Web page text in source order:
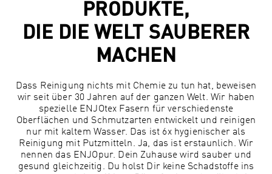
PRODUKTE,
DIE DIE WELTSAUBERER
MACHEN
Dass Reinigung nichts mit Chemie zu tun hat, beweisen
wir seit über 30 Jahren auf der ganzen Welt. Wir haben
spezielle ENJOtex Fasern für verschiedenste
Oberflächen und Schmutzarten entwickelt und reinigen
nur mit kaltem Wasser. Das ist 6x hygienischer als
Reinigung mit Putzmitteln. Ja, das ist erstaunlich. Wir
nennen das ENJOpur. Dein Zuhause wird sauber und
gesund gleichzeitig. Du holst Dir keine Schadstoffe ins